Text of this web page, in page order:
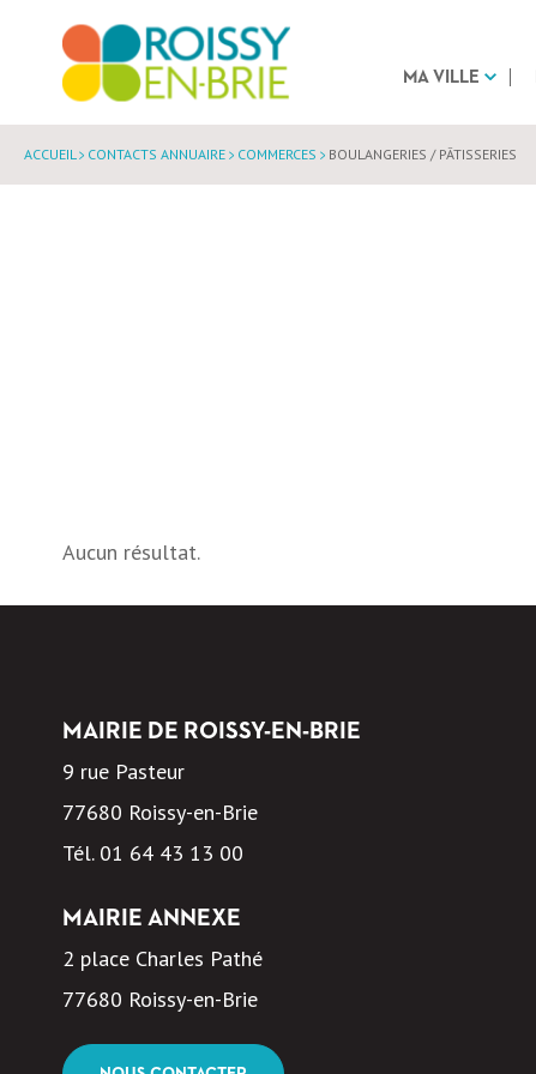
MA VILLE
ACCUEIL CONTACTS ANNUAIRE COMMERCES BOULANGERIES / PÂTISSERIES
Aucun résultat.
MAIRIE DE ROISSY-EN-BRIE
9 rue Pasteur
77680 Roissy-en-Brie
Tél. 01 64 43 13 00
MAIRIE ANNEXE
2 place Charles Pathé
77680 Roissy-en-Brie